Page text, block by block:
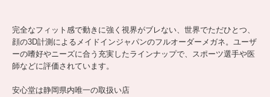
完全なフィット感で動きに強く視界がブレない、世界でただひとつ、
顔の3D計測によるメイドインジャパンのフルオーダーメガネ。ユーザ
ーの嗜好やニーズに合う充実したラインナップで、スポーツ選手や医
師などに評価されています。
安心堂は静岡県内唯一の取扱い店